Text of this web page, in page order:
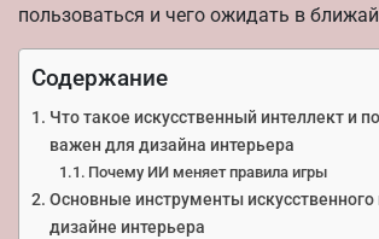
пользоваться и чего ожидать в
Содержание
Что такое искусственный интеллект и
важен для дизайна интерьера
Почему ИИ меняет правила игры
Основные инструменты искусственного
дизайне интерьера